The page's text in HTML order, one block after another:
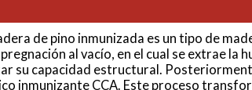
de pino inmunizada es un tipo de
al vacío, en el cual se extrae la
su capacidad estructural.
inmunizante CCA. Este proceso